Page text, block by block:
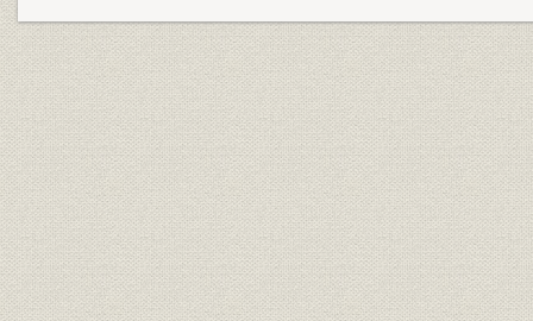
第9章 JCO臨界事故
第10章 信頼回復と戦略経営の推進(2000~2003年)
第11章 世界的資源高の到来と成長戦略の加速(2003~2014年)
第12章 これからの住友金属鉱山
資料編
住友グループ発展略図
現行定款